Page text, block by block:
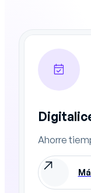
Ahorre